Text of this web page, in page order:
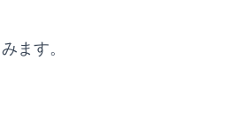
ます。